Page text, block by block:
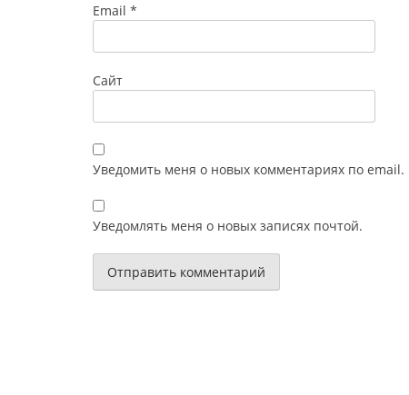
Email *
Сайт
Уведомить меня о новых комментариях по email.
Уведомлять меня о новых записях почтой.